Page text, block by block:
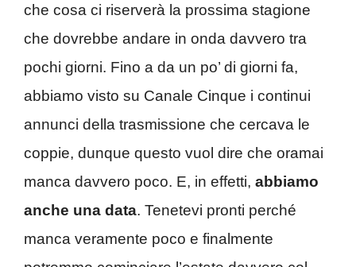
che cosa ci riserverà la prossima stagione
che dovrebbe andare in onda davvero tra
pochi giorni. Fino a da un po’ di giorni fa,
abbiamo visto su Canale Cinque i continui
annunci della trasmissione che cercava le
coppie, dunque questo vuol dire che oramai
manca davvero poco. E, in effetti, abbiamo
anche una data. Tenetevi pronti perché
manca veramente poco e finalmente